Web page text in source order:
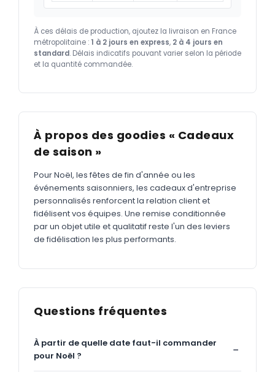
À ces délais de production, ajoutez la livraison en France
métropolitaine : 1 à 2 jours en express, 2 à 4 jours en
standard. Délais indicatifs pouvant varier selon la période
et la quantité commandée.
À propos des goodies « Cadeaux
de saison »
Pour Noël, les fêtes de fin d'année ou les
événements saisonniers, les cadeaux d'entreprise
personnalisés renforcent la relation client et
fidélisent vos équipes. Une remise conditionnée
par un objet utile et qualitatif reste l'un des leviers
de fidélisation les plus performants.
Questions fréquentes
À partir de quelle date faut-il commander
pour Noël ?